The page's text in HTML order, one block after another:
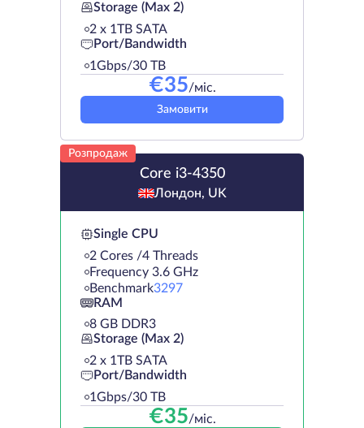
Storage (Max 2)
2 х 1TB SATA
Port/Bandwidth
1Gbps/30 TB
€35/міс.
Замовити
Розпродаж
Core i3-4350
Лондон, UK
Single CPU
2 Cores /4 Threads
Frequency 3.6 GHz
Benchmark3297
RAM
8 GB DDR3
Storage (Max 2)
2 х 1TB SATA
Port/Bandwidth
1Gbps/30 TB
€35/міс.